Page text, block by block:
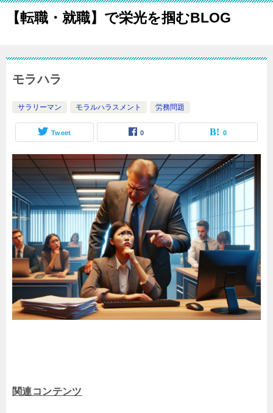
【転職・就職】で栄光を掴むBLOG
モラハラ
サラリーマン モラルハラスメント 労務問題
Tweet 0 0
関連コンテンツ